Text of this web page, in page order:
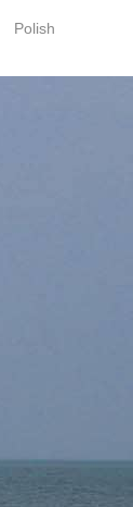
Polish